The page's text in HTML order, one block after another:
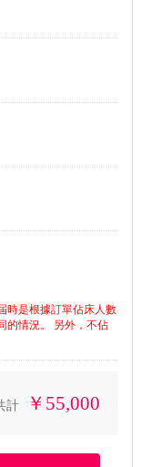
時是根據訂單佔床人數
的情況。 另外，不佔
計 ￥55,000